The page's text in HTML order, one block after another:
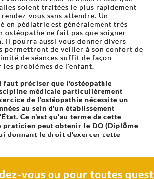
soient traitées le plus rapidement
vous sans attendre. Un
en pédiatrie est généralement très
ostéopathe ne fait pas que soigner
Il pourra aussi vous donner divers
permettront de veiller à son confort de
de séances suffit de façon
les problèmes de l'enfant.
faut préciser que l'ostéopathie
médicale particulièrement
de l'ostéopathie nécessite un
au sein d'un établissement
Ce n'est qu'au terme de cette
praticien peut obtenir le DO (Diplôme
donnant le droit d'exercer cette
vous ou pour toutes